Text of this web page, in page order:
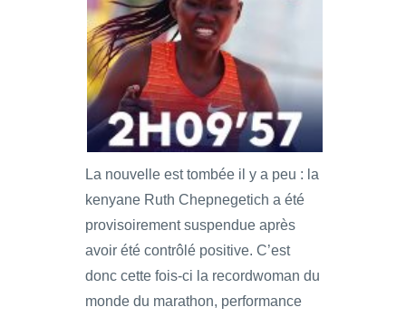
La nouvelle est tombée il y a peu : la
kenyane Ruth Chepnegetich a été
provisoirement suspendue après
avoir été contrôlé positive. C’est
donc cette fois-ci la recordwoman du
monde du marathon, performance